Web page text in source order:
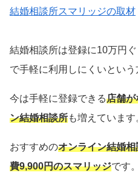
結婚相談所スマリッジの取材
結婚相談所は登録に10万円
で手軽に利用しにくいという
今は手軽に登録できる店舗が
ン結婚相談所も増えています
おすすめのオンライン結婚
費9,900円のスマリッジです。